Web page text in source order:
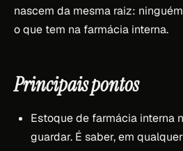
nascem da mesma raiz:
o que tem na farmácia interna.
Principais pontos
Estoque de farmácia interna
guardar. É saber, em